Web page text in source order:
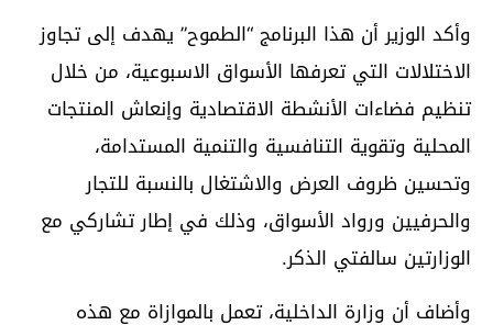
وأكد الوزير أن هذا البرنامج “الطموح” يهدف إلى تجاوز
الاختلالات التي تعرفها الأسواق الاسبوعية، من خلال
تنظيم فضاءات الأنشطة الاقتصادية وإنعاش المنتجات
المحلية وتقوية التنافسية والتنمية المستدامة،
وتحسين ظروف العرض والاشتغال بالنسبة للتجار
والحرفيين ورواد الأسواق، وذلك في إطار تشاركي مع
الوزارتين سالفتي الذكر.
وأضاف أن وزارة الداخلية، تعمل بالموازاة مع هذه